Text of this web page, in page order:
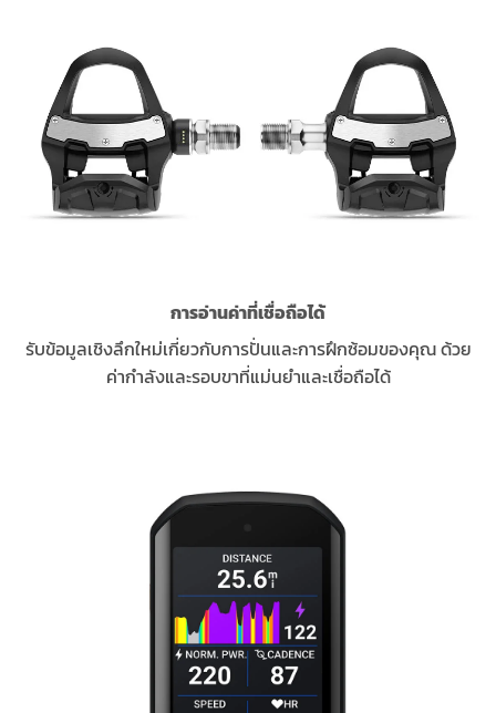
การอ่านค่าที่เชื่อถือได้
รับข้อมูลเชิงลึกใหม่เกี่ยวกับการปั่นและการฝึกซ้อมของคุณ ด้วย
ค่ากำลังและรอบขาที่แม่นยำและเชื่อถือได้